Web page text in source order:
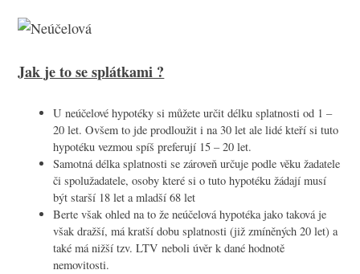
Jak je to se splátkami ?
U neúčelové hypotéky si můžete určit délku splatnosti od 1 –
20 let. Ovšem to jde prodloužit i na 30 let ale lidé kteří si tuto
hypotéku vezmou spíš preferují 15 – 20 let.
Samotná délka splatnosti se zároveň určuje podle věku žadatele
či spolužadatele, osoby které si o tuto hypotéku žádají musí
být starší 18 let a mladší 68 let
Berte však ohled na to že neúčelová hypotéka jako taková je
však dražší, má kratší dobu splatnosti (již zmíněných 20 let) a
také má nižší tzv. LTV neboli úvěr k dané hodnotě
nemovitosti.